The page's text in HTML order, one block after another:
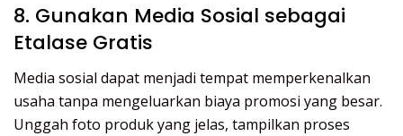
8. Gunakan Media Sosial sebagai
Etalase Gratis
Media sosial dapat menjadi tempat memperkenalkan
usaha tanpa mengeluarkan biaya promosi yang besar.
Unggah foto produk yang jelas, tampilkan proses